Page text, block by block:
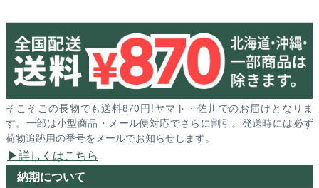
そこそこの長物でも送料870円!ヤマト・佐川でのお届けとなりま
す。一部は小型商品・メール便対応でさらに割引。発送時には必ず
荷物追跡用の番号をメールでお知らせします。
詳しくはこちら
納期について